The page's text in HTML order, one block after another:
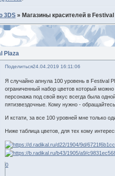
3DS » Магазины красителей в Festival
Plaza
Поделиться24.04.2019 16:11:06
Я случайно апнула 100 уровень в Festival
ограниченный набор цветов который
персонажа под свой вкус всегда была
пятизвездочные. Кому нужно -
И кстати, за все 100 уровней мне только
Ниже таблица цветов, для тех кому
0